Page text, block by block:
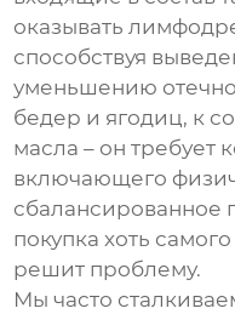
оказывать
способствуя
уменьшению
бедер и ягодиц, к
масла – он требует
включающего
сбалансированное
покупка хоть
решит проблему.
Мы часто